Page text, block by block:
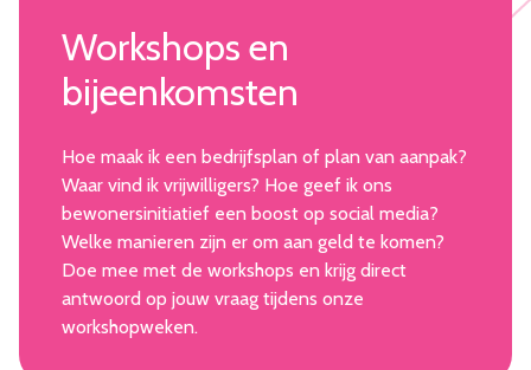
Workshops en
bijeenkomsten
Hoe maak ik een bedrijfsplan of plan van aanpak?
Waar vind ik vrijwilligers? Hoe geef ik ons
bewonersinitiatief een boost op social media?
Welke manieren zijn er om aan geld te komen?
Doe mee met de workshops en krijg direct
antwoord op jouw vraag tijdens onze
workshopweken.